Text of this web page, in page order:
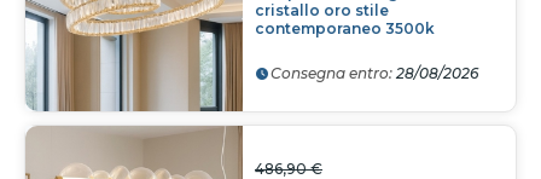
cristallo oro stile
contemporaneo 3500k
Consegna entro: 28/08/2026
486,90 €